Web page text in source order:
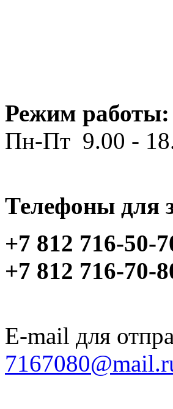
Режим работы:
Пн-Пт 9.00 -
Телефоны для
+7 812 716-50-
+7 812 716-70-
E-mail для